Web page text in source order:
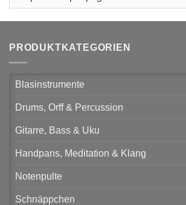
PRODUKTKATEGORIEN
Blasinstrumente
Drums, Orff & Percussion
Gitarre, Bass & Uku
Handpans, Meditation & Klang
Notenpulte
Schnäppchen